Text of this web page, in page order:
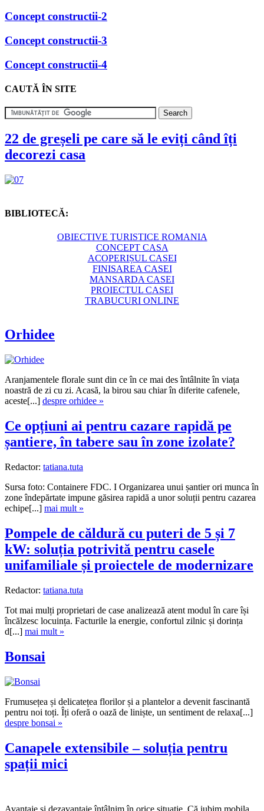
Concept constructii-2
Concept constructii-3
Concept constructii-4
CAUTĂ ÎN SITE
22 de greșeli pe care să le eviți când îți
decorezi casa
BIBLIOTECĂ:
OBIECTIVE TURISTICE ROMANIA
CONCEPT CASA
ACOPERIȘUL CASEI
FINISAREA CASEI
MANSARDA CASEI
PROIECTUL CASEI
TRABUCURI ONLINE
Orhidee
Aranjamentele florale sunt din ce în ce mai des întâlnite în viața
noastră de zi cu zi. Acasă, la birou sau chiar în diferite cafenele,
aceste[...] despre orhidee »
Ce opțiuni ai pentru cazare rapidă pe
șantiere, în tabere sau în zone izolate?
Redactor: tatiana.tuta
Sursa foto: Containere FDC. I Organizarea unui șantier ori munca în
zone îndepărtate impune găsirea rapidă a unor soluții pentru cazarea
echipe[...] mai mult »
Pompele de căldură cu puteri de 5 și 7
kW: soluția potrivită pentru casele
unifamiliale și proiectele de modernizare
Redactor: tatiana.tuta
Tot mai mulți proprietari de case analizează atent modul în care își
încălzesc locuința. Facturile la energie, confortul zilnic și dorința
d[...] mai mult »
Bonsai
Frumusețea și delicatețea florilor și a plantelor a devenit fascinantă
pentru noi toți. Îți oferă o oază de liniște, un sentiment de relaxa[...]
despre bonsai »
Canapele extensibile – soluția pentru
spații mici
Avantaje și dezavantaje întâlnim în orice situație. Că iubim mobila